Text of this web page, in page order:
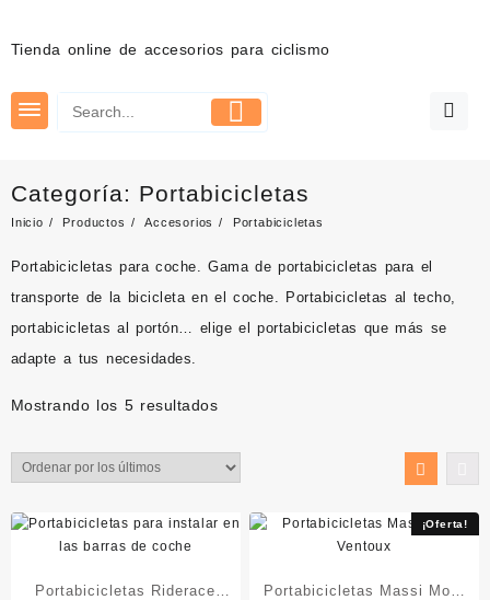
contenido
Tienda online de accesorios para ciclismo
Categoría: Portabicicletas
Inicio Productos Accesorios Portabicicletas
Portabicicletas para coche. Gama de portabicicletas para el
transporte de la bicicleta en el coche. Portabicicletas al techo,
portabicicletas al portón… elige el portabicicletas que más se
adapte a tus necesidades.
Mostrando los 5 resultadosOrdenado
los
Portabicicletas Riderace
¡Oferta!
Portabicicletas Massi Mont